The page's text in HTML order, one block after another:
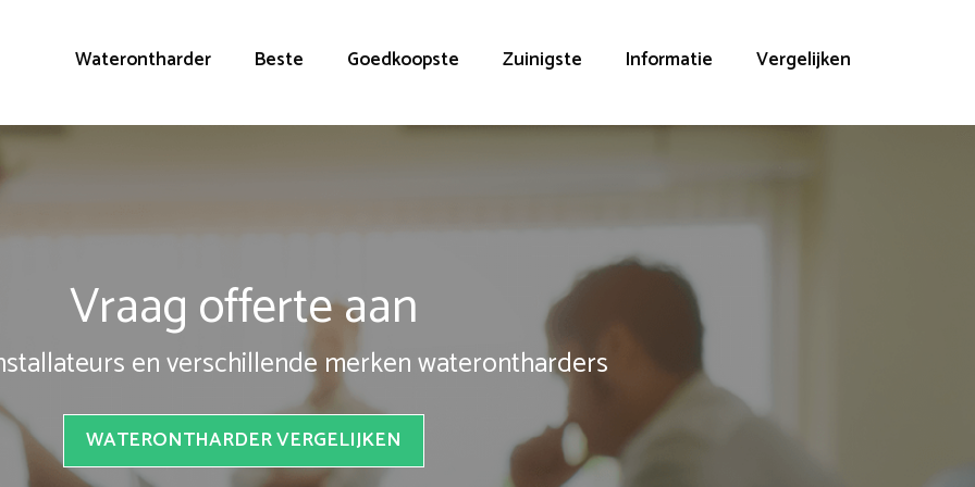
Waterontharder Beste Goedkoopste Zuinigste Informatie Vergelijken
Vraag offerte aan
en verschillende merken waterontharders
WATERONTHARDER VERGELIJKEN